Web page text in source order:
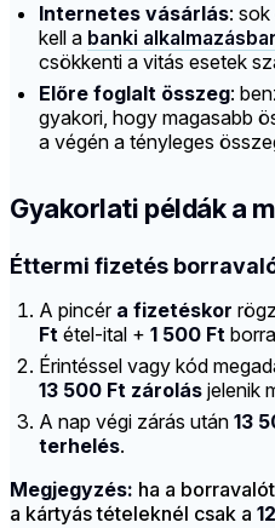
Internetes vásárlás:
kell a banki
csökkenti a vitás esetek
Előre foglalt összeg:
gyakori, hogy magasabb
a végén a tényleges
Gyakorlati példák a
Éttermi fizetés
A pincér a fizetéskor
Ft étel-ital + 1 500 Ft
Érintéssel vagy kód
13 500 Ft zárolás jelenik
A nap végi zárás után 13
terhelés.
Megjegyzés: ha a
a kártyás tételeknél csak a